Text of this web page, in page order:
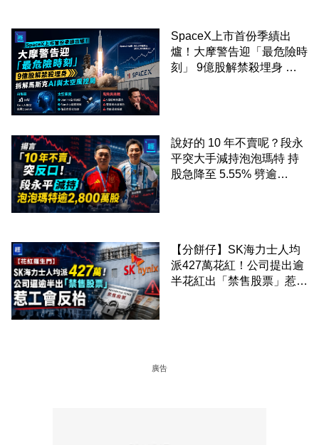
SpaceX上市首份季績出
爐！大摩警告迎「最危險時
刻」 9億股解禁殺埋身 拆
說好的 10 年不賣呢？段永
平突大手減持泡泡瑪特 持
股急降至 5.55% 劈逾
【分餅仔】SK海力士人均
派427萬花紅！公司提出逾
半花紅出「禁售股票」惹工
廣告